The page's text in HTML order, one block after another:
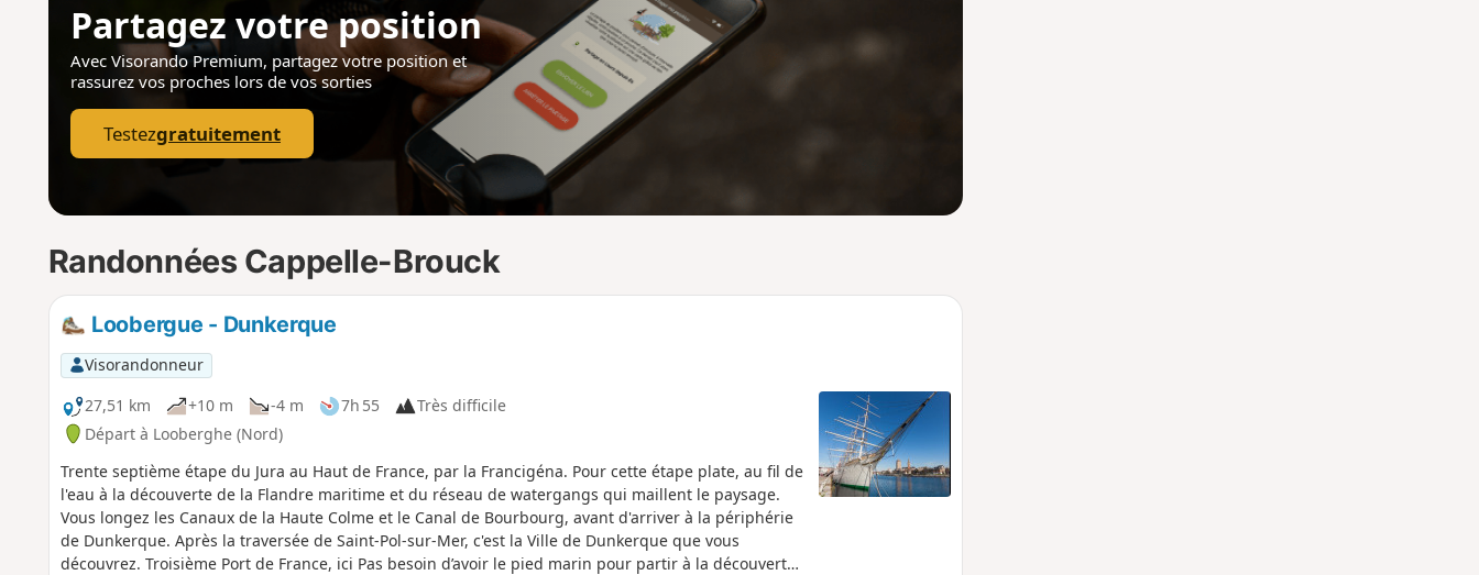
Partagez votre position
Avec Visorando Premium, partagez votre positionet
rassurez vos proches lors de vos sorties
Testezgratuitement
Randonnées Cappelle-Brouck
Loobergue - Dunkerque
Visorandonneur
27,51 km
+10 m -4 m 7h 55
Très difficile
Départ à Looberghe (Nord)
Trente septième étape du Jura au Haut de France, par la Francigéna. Pour cette étape plate, au fil de
l'eau à la découverte de la Flandre maritime et du réseau de watergangs qui maillent le paysage.
Vous longez les Canaux de la Haute Colme et le Canal de Bourbourg, avant d'arriver à la périphérie
de Dunkerque. Après la traversée de Saint-Pol-sur-Mer, c'est la Ville de Dunkerque que vous
découvrez. Troisième Port de France, ici Pas besoin d’avoir le pied marin pour partir à la découverte